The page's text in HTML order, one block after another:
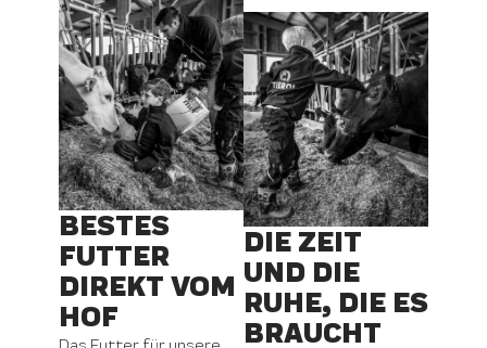
BESTES
FUTTER
DIREKT VOM
HOF
DIE ZEIT
UND DIE
RUHE, DIE ES
BRAUCHT